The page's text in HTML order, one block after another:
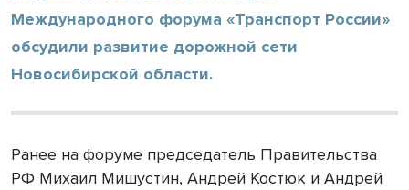
Международного форума «Транспорт России»
обсудили развитие дорожной сети
Новосибирской области.
Ранее на форуме председатель Правительства
РФ Михаил Мишустин, Андрей Костюк и Андрей